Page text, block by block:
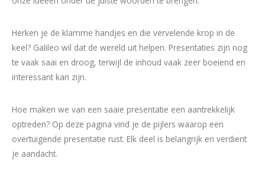
Herken je de klamme handjes en die vervelende krop in de
keel? Galileo wil dat de wereld uit helpen. Presentaties zijn nog
te vaak saai en droog, terwijl de inhoud vaak zeer boeiend en
interessant kan zijn.
Hoe maken we van een saaie presentatie een aantrekkelijk
optreden? Op deze pagina vind je de pijlers waarop een
overtuigende presentatie rust. Elk deel is belangrijk en verdient
je aandacht.